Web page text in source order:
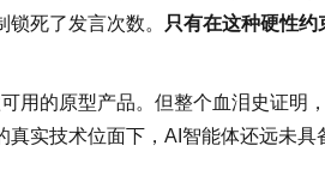
死了发言次数。
只有在这种硬性
用的原型产品。但整个血泪史证明
实技术位面下，AI智能体还远未具